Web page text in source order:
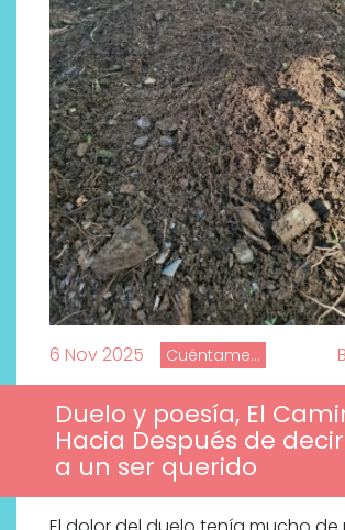
6 Nov 2025 Cuéntame...
Duelo y poesía, El
Hacia Después de
a un ser querido